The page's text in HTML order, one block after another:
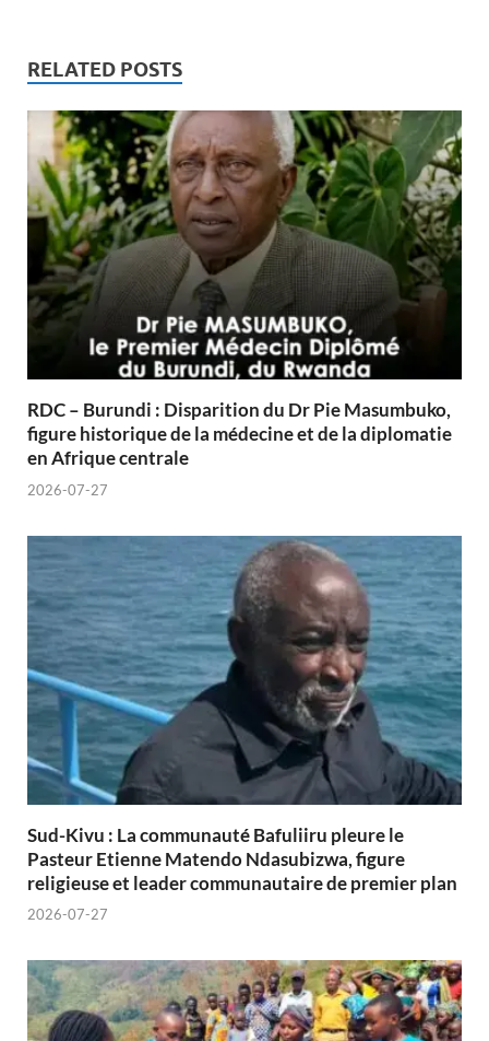
RELATED POSTS
RDC – Burundi : Disparition du Dr Pie Masumbuko,
figure historique de la médecine et de la diplomatie
en Afrique centrale
2026-07-27
Sud-Kivu : La communauté Bafuliiru pleure le
Pasteur Etienne Matendo Ndasubizwa, figure
religieuse et leader communautaire de premier plan
2026-07-27